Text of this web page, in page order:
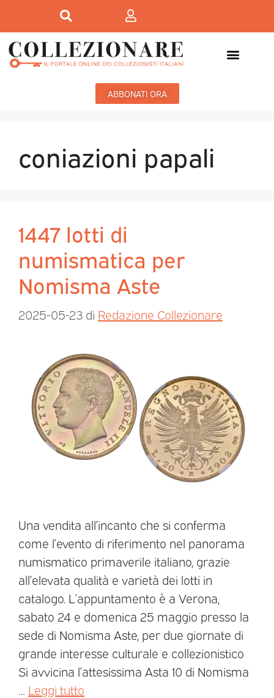
ABBONATI ORA
coniazioni papali
1447 lotti di
numismatica per
Nomisma Aste
2025-05-23 di Redazione Collezionare
Una vendita all’incanto che si conferma
come l’evento di riferimento nel panorama
numismatico primaverile italiano, grazie
all’elevata qualità e varietà dei lotti in
catalogo. L’appuntamento è a Verona,
sabato 24 e domenica 25 maggio presso la
sede di Nomisma Aste, per due giornate di
grande interesse culturale e collezionistico
Si avvicina l’attesissima Asta 10 di Nomisma
Leggi tutto